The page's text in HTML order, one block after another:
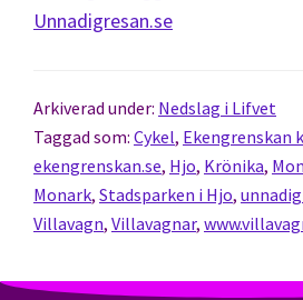
Unnadigresan.se
Arkiverad under: Nedslag i Lifvet
Taggad som: Cykel, Ekengrenskan
ekengrenskan.se, Hjo, Krönika,
Monark, Stadsparken i Hjo,
Villavagn, Villavagnar,